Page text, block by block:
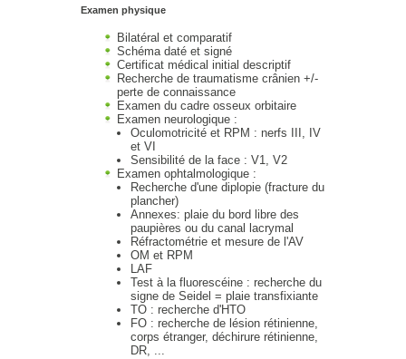
Examen physique
Bilatéral et comparatif
Schéma daté et signé
Certificat médical initial descriptif
Recherche de traumatisme crânien +/-
perte de connaissance
Examen du cadre osseux orbitaire
Examen neurologique :
Oculomotricité et RPM : nerfs III, IV
et VI
Sensibilité de la face : V1, V2
Examen ophtalmologique :
Recherche d'une diplopie (fracture du
plancher)
Annexes: plaie du bord libre des
paupières ou du canal lacrymal
Réfractométrie et mesure de l'AV
OM et RPM
LAF
Test à la fluorescéine : recherche du
signe de Seidel = plaie transfixiante
TO : recherche d'HTO
FO : recherche de lésion rétinienne,
corps étranger, déchirure rétinienne,
DR, ...